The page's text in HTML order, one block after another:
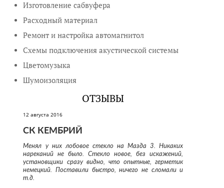
Изготовление сабвуфера
Расходный материал
Ремонт и настройка автомагнитол
Схемы подключения акустической системы
Цветомузыка
Шумоизоляция
ОТЗЫВЫ
12 августа 2016
СК КЕМБРИЙ
Менял у них лобовое стекло на Мазда 3. Никаких
нареканий не было. Стекло новое, без искажений,
установщики сразу видно, что опытные, герметик
немецкий. Поставили быстро, ничего не сломали и
т.д.